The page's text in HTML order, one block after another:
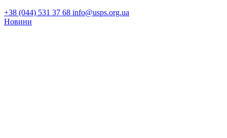
+38 (044) 531 37 68 info@usps.org.ua
Новини